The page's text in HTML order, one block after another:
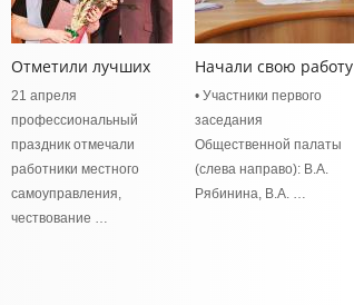
Отметили лучших
21 апреля
профессиональный
праздник отмечали
работники местного
самоуправления,
чествование …
Начали свою работу
• Участники первого
заседания
Общественной палаты
(слева направо): В.А.
Рябинина, В.А. …